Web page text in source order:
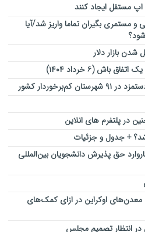
مستقل ایجاد کنند
مستمری بگیران تماما واریز شد/آیا
بازار دلار
باش (۶ خرداد ۱۴۰۴)
کشور
در پلتفرم های انلاین
+ جدول و جزئیات
حق پذیرش دانشجویان بین‌المللی
معدن‌های اوکراین در ازای کمک‌های
در انتظار تصمیم مجلس